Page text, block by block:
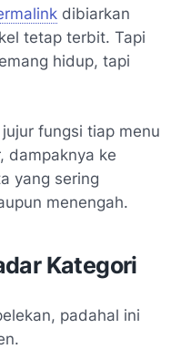
dibiarkan
tetap terbit. Tapi
hidup, tapi
fungsi tiap menu
dampaknya ke
yang sering
menengah.
Kategori
padahal ini